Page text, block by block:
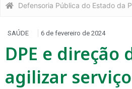
Defensoria Pública do Estado da
SAÚDE 6 de fevereiro de 2024
DPE e
agilizar